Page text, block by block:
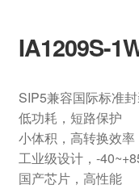
IA1209S-
SIP5兼容国际标准
低功耗，短路保护
小体积，高转换效率
工业级设计，-
国产芯片，高性能